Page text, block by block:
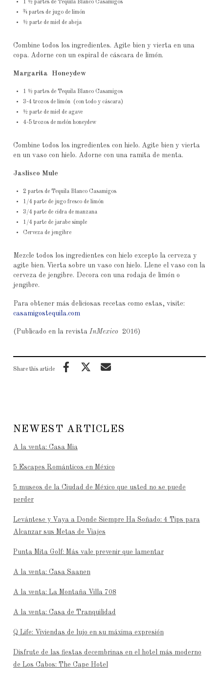
1 ½ partes de Tequila Blanco Casamigos
¾ partes de jugo de limón
½ parte de miel de abeja
Combine todos los ingredientes. Agite bien y vierta en una
copa. Adorne con un espiral de cáscara de limón.
Margarita Honeydew
1 ½ partes de Tequila Blanco Casamigos
3-4 trozos de limón (con todo y cáscara)
½ parte de miel de agave
4-5 trozos de melón honeydew
Combine todos los ingredientes con hielo. Agite bien y vierta
en un vaso con hielo. Adorne con una ramita de menta.
Jaslisco Mule
2 partes de Tequila Blanco Casamigos
1/4 parte de jugo fresco de limón
3/4 parte de cidra de manzana
1/4 parte de jarabe simple
Cerveza de jengibre
Mezcle todos los ingredientes con hielo excepto la cerveza y
agite bien. Vierta sobre un vaso con hielo. Llene el vaso con la
cerveza de jengibre. Decora con una rodaja de limón o
jengibre.
Para obtener más deliciosas recetas como estas, visite:
casamigostequila.com
(Publicado en la revista InMexico 2016)
Share this article
NEWEST ARTICLES
A la venta: Casa Mia
5 Escapes Románticos en México
5 museos de la Ciudad de México que usted no se puede
perder
Levántese y Vaya a Donde Siempre Ha Soñado: 4 Tips para
Alcanzar sus Metas de Viajes
Punta Mita Golf: Más vale prevenir que lamentar
A la venta: Casa Saanen
A la venta: La Montaña Villa 708
A la venta: Casa de Tranquilidad
Q Life: Viviendas de lujo en su máxima expresión
Disfrute de las fiestas decembrinas en el hotel más moderno
de Los Cabos: The Cape Hotel